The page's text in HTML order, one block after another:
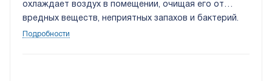
охлаждает воздух в помещении, очищая его от
вредных веществ, неприятных запахов и бактерий.
Специальный режим позволяет локально
Подробности